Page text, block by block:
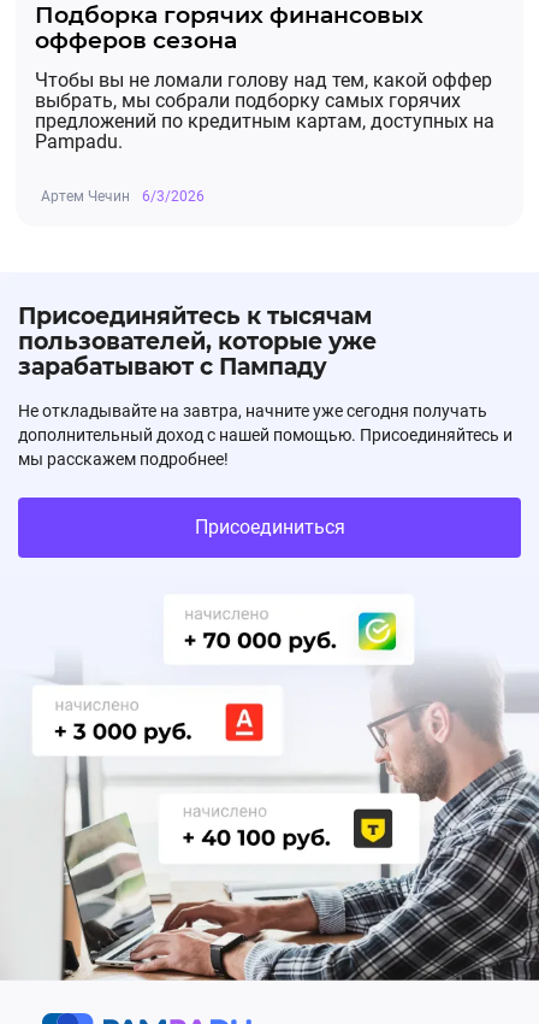
Подборка горячих финансовых
офферов сезона
Чтобы вы не ломали голову над тем, какой оффер
выбрать, мы собрали подборку самых горячих
предложений по кредитным картам, доступных на
Pampadu.
Артем Чечин 6/3/2026
Присоединяйтесь к тысячам
пользователей, которые уже
зарабатывают с Пампаду
Не откладывайте на завтра, начните уже сегодня получать
дополнительный доход с нашей помощью. Присоединяйтесь и
мы расскажем подробнее!
Присоединиться